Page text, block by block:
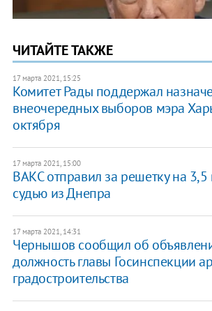
ЧИТАЙТЕ ТАКЖЕ
17 марта 2021, 15:25
Комитет Рады поддержал
внеочередных выборов мэра
октября
17 марта 2021, 15:00
ВАКС отправил за решетку на
судью из Днепра
17 марта 2021, 14:31
Чернышов сообщил об
должность главы Госинспекции
градостроительства